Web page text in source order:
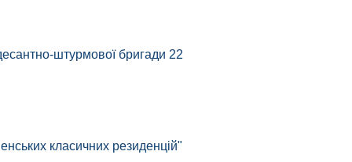
штурмової бригади 22
класичних резиденцій"